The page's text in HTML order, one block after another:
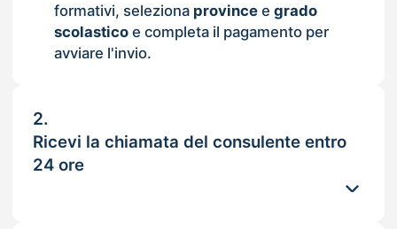
formativi, seleziona provincee grado
scolasticoe completa il pagamento per
avviare l'invio.
2.
Ricevi la chiamata del consulente entro
24 ore